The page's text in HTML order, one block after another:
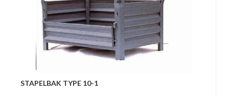
STAPELBAK TYPE 10-1